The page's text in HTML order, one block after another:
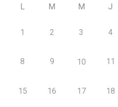
L M M J
1 2 3 4
8 9 10 11
15 16 17 18